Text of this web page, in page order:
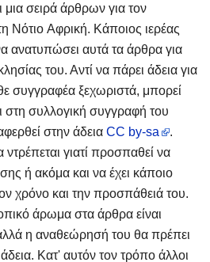
μια σειρά άρθρων για τον
Νότιο Aφρική. Κάποιος ιερέας
ανατυπώσει αυτά τα άρθρα για
του. Αντί να πάρει άδεια για
συγγραφέα ξεχωριστά, μπορεί
συλλογική συγγραφή του
στην άδεια CC by-sa
.
ντρέπεται γιατί προσπαθεί να
ή ακόμα και να έχει κάποιο
χρόνο και την προσπάθειά του.
άρωμα στα άρθρα είναι
η αναθεώρησή του θα πρέπει
Κατ' αυτόν τον τρόπο άλλοι